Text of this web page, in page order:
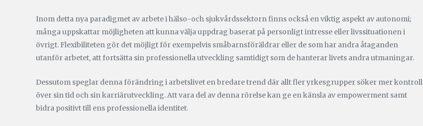
Inom detta nya paradigmet av arbete i hälso-och sjukvårdssektorn finns också en viktig aspekt av autonomi;
många uppskattar möjligheten att kunna välja uppdrag baserat på personligt intresse eller livssituationen i
övrigt. Flexibiliteten gör det möjligt för exempelvis småbarnsföräldrar eller de som har andra åtaganden
utanför arbetet, att fortsätta sin professionella utveckling samtidigt som de hanterar livets andra utmaningar.
Dessutom speglar denna förändring i arbetslivet en bredare trend där allt fler yrkesgrupper söker mer kontroll
över sin tid och sin karriärutveckling. Att vara del av denna rörelse kan ge en känsla av empowerment samt
bidra positivt till ens professionella identitet.